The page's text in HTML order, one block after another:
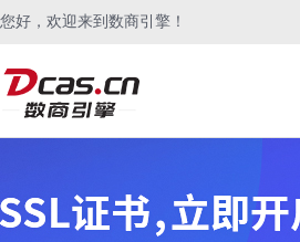
您好，欢迎来到数商引擎！